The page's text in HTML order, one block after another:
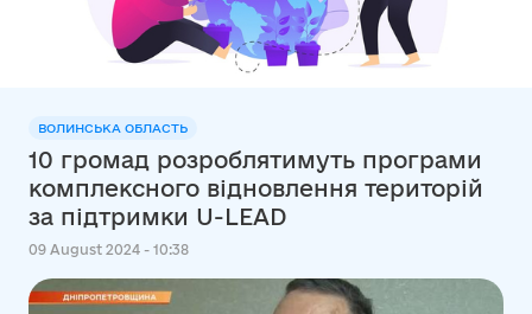
ВОЛИНСЬКА ОБЛАСТЬ
10 громад розроблятимуть програми
комплексного відновлення територій
за підтримки U-LEAD
09 August 2024 - 10:38